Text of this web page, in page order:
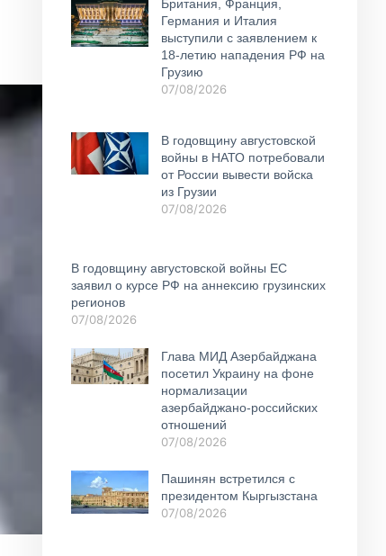
Британия, Франция,
Германия и Италия
выступили с заявлением к
18-летию нападения РФ на
Грузию
07/08/2026
В годовщину августовской
войны в НАТО потребовали
от России вывести войска
из Грузии
07/08/2026
В годовщину августовской войны ЕС
заявил о курсе РФ на аннексию грузинских
регионов
07/08/2026
Глава МИД Азербайджана
посетил Украину на фоне
нормализации
азербайджано-российских
отношений
07/08/2026
Пашинян встретился с
президентом Кыргызстана
07/08/2026